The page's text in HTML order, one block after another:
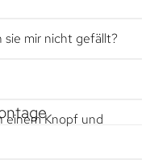
sie mir nicht gefällt?
einem Knopf und